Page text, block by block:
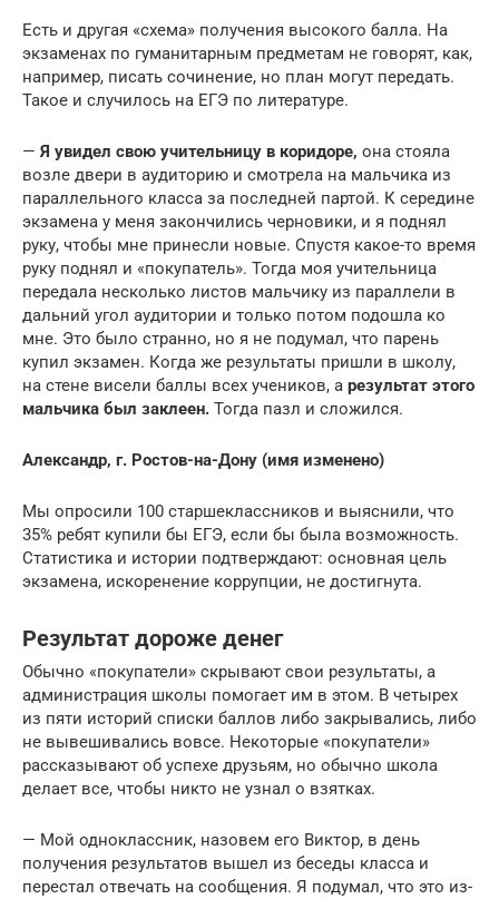
Есть и другая «схема» получения высокого балла. На
экзаменах по гуманитарным предметам не говорят, как,
например, писать сочинение, но план могут передать.
Такое и случилось на ЕГЭ по литературе.
— Я увидел свою учительницу в коридоре, она стояла
возле двери в аудиторию и смотрела на мальчика из
параллельного класса за последней партой. К середине
экзамена у меня закончились черновики, и я поднял
руку, чтобы мне принесли новые. Спустя какое-то время
руку поднял и «покупатель». Тогда моя учительница
передала несколько листов мальчику из параллели в
дальний угол аудитории и только потом подошла ко
мне. Это было странно, но я не подумал, что парень
купил экзамен. Когда же результаты пришли в школу,
на стене висели баллы всех учеников, а результат этого
мальчика был заклеен. Тогда пазл и сложился.
Александр, г. Ростов-на-Дону (имя изменено)
Мы опросили 100 старшеклассников и выяснили, что
35% ребят купили бы ЕГЭ, если бы была возможность.
Статистика и истории подтверждают: основная цель
экзамена, искоренение коррупции, не достигнута.
Результат дороже денег
Обычно «покупатели» скрывают свои результаты, а
администрация школы помогает им в этом. В четырех
из пяти историй списки баллов либо закрывались, либо
не вывешивались вовсе. Некоторые «покупатели»
рассказывают об успехе друзьям, но обычно школа
делает все, чтобы никто не узнал о взятках.
— Мой одноклассник, назовем его Виктор, в день
получения результатов вышел из беседы класса и
перестал отвечать на сообщения. Я подумал, что это из-